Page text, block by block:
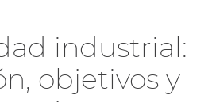
industrial:
objetivos y